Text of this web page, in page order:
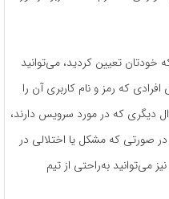
خودتان تعیین کردید، می‌توانید
که رمز و نام کاربری آن را
دیگری که در مورد سرویس دارند،
صورتی که مشکل یا اختلالی در
می‌توانید به‌راحتی از تیم